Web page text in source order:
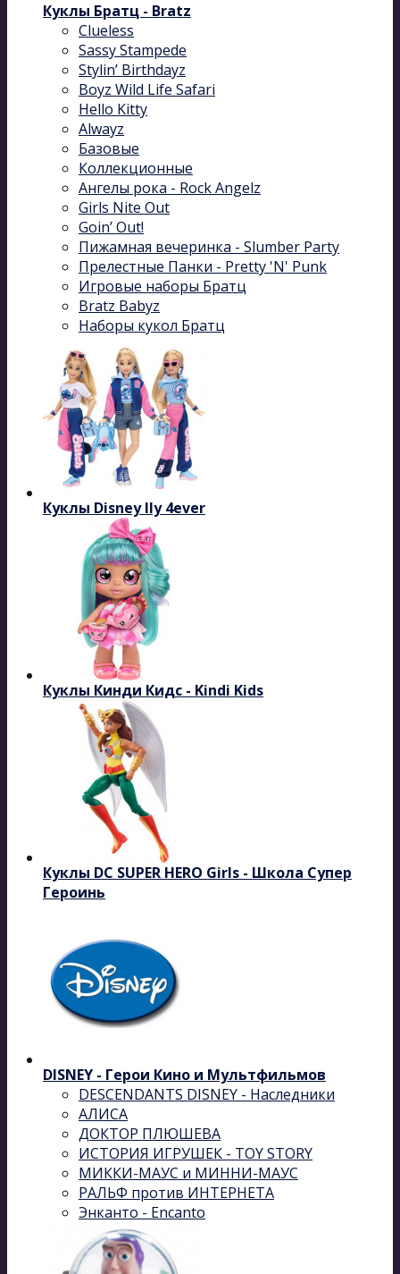
Куклы Братц - Bratz
Clueless
Sassy Stampede
Stylin’ Birthdayz
Boyz Wild Life Safari
Hello Kitty
Alwayz
Базовые
Коллекционные
Ангелы рока - Rock Angelz
Girls Nite Out
Goin’ Out!
Пижамная вечеринка - Slumber Party
Прелестные Панки - Pretty 'N' Punk
Игровые наборы Братц
Bratz Babyz
Наборы кукол Братц
Куклы Disney Ily 4ever
Куклы Кинди Кидс - Kindi Kids
Куклы DC SUPER HERO Girls - Школа Супер
Героинь
DISNEY - Герои Кино и Мультфильмов
DESCENDANTS DISNEY - Наследники
АЛИСА
ДОКТОР ПЛЮШЕВА
ИСТОРИЯ ИГРУШЕК - TOY STORY
МИККИ-МАУС и МИННИ-МАУС
РАЛЬФ против ИНТЕРНЕТА
Энканто - Encanto